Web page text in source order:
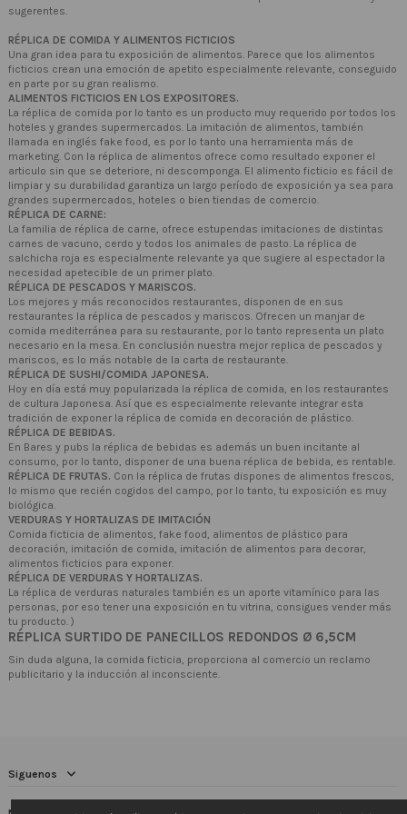
sugerentes.
RÉPLICA DE COMIDA Y ALIMENTOS FICTICIOS
Una gran idea para tu exposición de alimentos. Parece que los alimentos
ficticios crean una emoción de apetito especialmente relevante, conseguido
en parte por su gran realismo.
ALIMENTOS FICTICIOS EN LOS EXPOSITORES.
La réplica de comida por lo tanto es un producto muy requerido por todos los
hoteles y grandes supermercados. La imitación de alimentos, también
llamada en inglés fake food, es por lo tanto una herramienta más de
marketing. Con la réplica de alimentos ofrece como resultado exponer el
articulo sin que se deteriore, ni descomponga. El alimento ficticio es fácil de
limpiar y su durabilidad garantiza un largo período de exposición ya sea para
grandes supermercados, hoteles o bien tiendas de comercio.
RÉPLICA DE CARNE:
La familia de réplica de carne, ofrece estupendas imitaciones de distintas
carnes de vacuno, cerdo y todos los animales de pasto. La réplica de
salchicha roja es especialmente relevante ya que sugiere al espectador la
necesidad apetecible de un primer plato.
RÉPLICA DE PESCADOS Y MARISCOS.
Los mejores y más reconocidos restaurantes, disponen de en sus
restaurantes la réplica de pescados y mariscos. Ofrecen un manjar de
comida mediterránea para su restaurante, por lo tanto representa un plato
necesario en la mesa. En conclusión nuestra mejor replica de pescados y
mariscos, es lo más notable de la carta de restaurante.
RÉPLICA DE SUSHI/COMIDA JAPONESA.
Hoy en día está muy popularizada la réplica de comida, en los restaurantes
de cultura Japonesa. Así que es especialmente relevante integrar esta
tradición de exponer la réplica de comida en decoración de plástico.
RÉPLICA DE BEBIDAS.
En Bares y pubs la réplica de bebidas es además un buen incitante al
consumo, por lo tanto, disponer de una buena réplica de bebida, es rentable.
RÉPLICA DE FRUTAS. Con la réplica de frutas dispones de alimentos frescos,
lo mismo que recién cogidos del campo, por lo tanto, tu exposición es muy
biológica.
VERDURAS Y HORTALIZAS DE IMITACIÓN
Comida ficticia de alimentos, fake food, alimentos de plástico para
decoración, imitación de comida, imitación de alimentos para decorar,
alimentos ficticios para exponer.
RÉPLICA DE VERDURAS Y HORTALIZAS.
La réplica de verduras naturales también es un aporte vitamínico para las
personas, por eso tener una exposición en tu vitrina, consigues vender más
tu producto. )
RÉPLICA SURTIDO DE PANECILLOS REDONDOS Ø 6,5CM
Sin duda alguna, la comida ficticia, proporciona al comercio un reclamo
publicitario y la inducción al inconsciente.
Siguenos